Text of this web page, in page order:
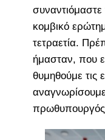
κομβικό
τετραετία.
ήμασταν, που
θυμηθούμε τις